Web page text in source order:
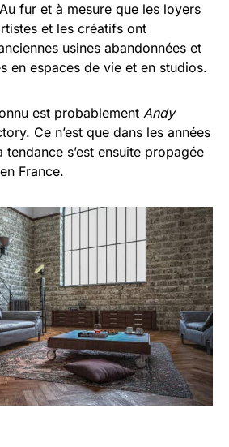
fur et à mesure que les loyers
et les créatifs ont
usines abandonnées et
en espaces de vie et en studios.
est probablement Andy
Ce n’est que dans les années
s’est ensuite propagée
France.